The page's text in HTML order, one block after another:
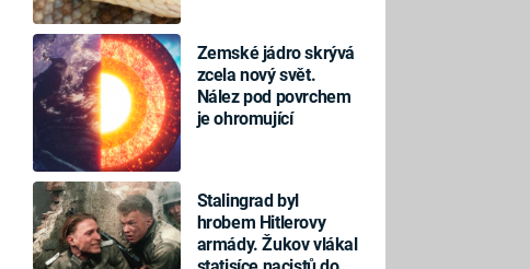
Zemské jádro skrývá
zcela nový svět.
Nález pod povrchem
je ohromující
Stalingrad byl
hrobem Hitlerovy
armády. Žukov vlákal